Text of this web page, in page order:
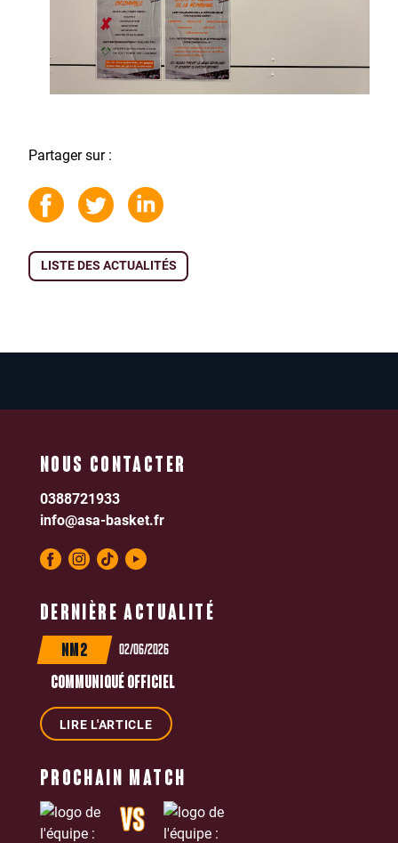
Partager sur :
LISTE DES ACTUALITÉS
DERNIÈRE ACTUALITÉ
NM2 02/06/2026
COMMUNIQUÉ OFFICIEL
LIRE L'ARTICLE
NOUS CONTACTER
0388721933
info@asa-basket.fr
PROCHAIN MATCH
VS